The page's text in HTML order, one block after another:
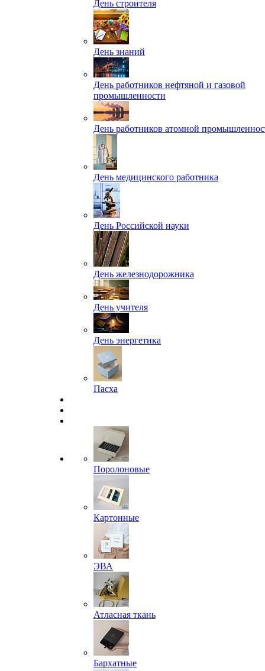
День строителя
День знаний
День работников нефтяной и газовой
промышленности
День работников атомной
День медицинского работника
День Российской науки
День железнодорожника
День учителя
День энергетика
Пасха
Поролоновые
Картонные
ЭВА
Атласная ткань
Бархатные